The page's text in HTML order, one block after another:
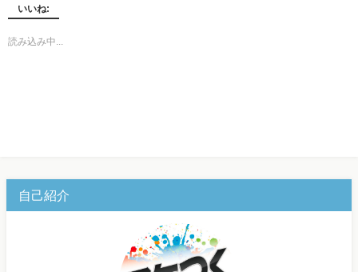
いいね:
読み込み中...
自己紹介